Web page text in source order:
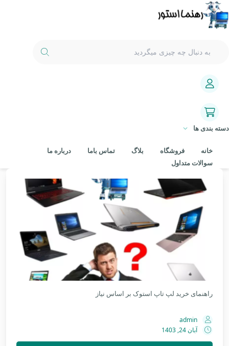
دسته بندی ها
خانه فروشگاه بلاگ تماس باما
درباره ما
سوالات متداول
راهنمای خرید لپ تاپ استوک بر اساس نیاز
admin
آبان 24, 1403